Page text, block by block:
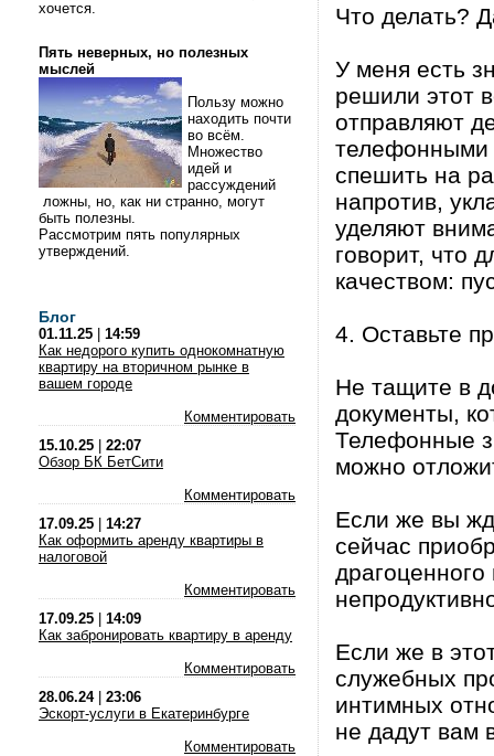
хочется.
Пять неверных, но полезных
мыслей
Пользу можно
находить почти
во всём.
Множество
идей и
рассуждений
ложны, но, как ни странно, могут
быть полезны.
Рассмотрим пять популярных
утверждений.
Блог
01.11.25
14:59
Как недорого купить однокомнатную
квартиру на вторичном рынке в
вашем городе
Комментировать
15.10.25
22:07
Обзор БК БетСити
Комментировать
17.09.25
14:27
Как оформить аренду квартиры в
налоговой
Комментировать
17.09.25
14:09
Как забронировать квартиру в аренду
Комментировать
28.06.24| 23:06
Эскорт-услуги в Екатеринбурге
Комментировать
Что делать?
У меня есть
решили этот
отправляют
телефонными
спешить на
напротив,
уделяют
говорит, что
качеством:
4. Оставьте
Не тащите в
документы,
Телефонные
можно
Если же вы
сейчас
Если же в
служебных
интимных
не дадут вам